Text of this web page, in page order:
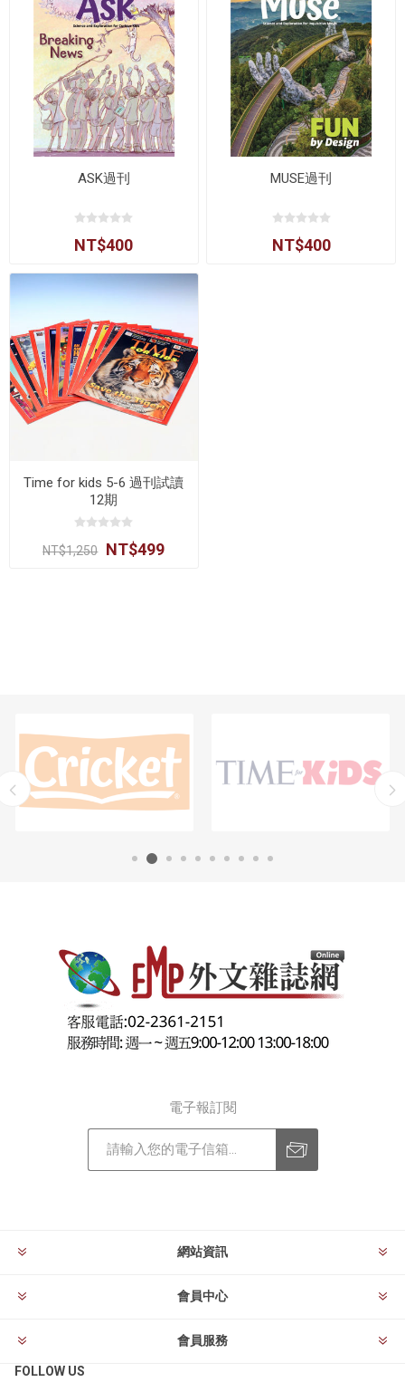
ASK過刊
NT$400
MUSE過刊
NT$400
Time for kids 5-6 過刊試讀
12期
NT$1,250 NT$499
電子報訂閱
網站資訊
會員中心
會員服務
FOLLOW US